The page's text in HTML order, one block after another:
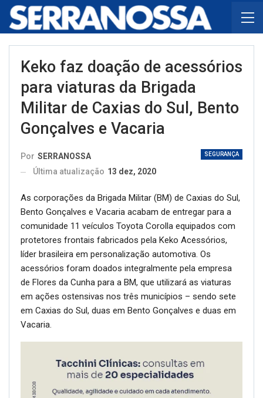
Keko faz doação de acessórios
para viaturas da Brigada
Militar de Caxias do Sul, Bento
Gonçalves e Vacaria
SEGURANÇA
Por SERRANOSSA
Última atualização 13 dez, 2020
As corporações da Brigada Militar (BM) de Caxias do Sul,
Bento Gonçalves e Vacaria acabam de entregar para a
comunidade 11 veículos Toyota Corolla equipados com
protetores frontais fabricados pela Keko Acessórios,
líder brasileira em personalização automotiva. Os
acessórios foram doados integralmente pela empresa
de Flores da Cunha para a BM, que utilizará as viaturas
em ações ostensivas nos três municípios – sendo sete
em Caxias do Sul, duas em Bento Gonçalves e duas em
Vacaria.